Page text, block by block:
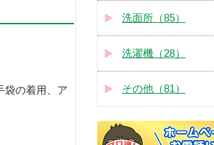
袋の着用、ア
洗面所（85）
洗濯機（28）
その他（81）